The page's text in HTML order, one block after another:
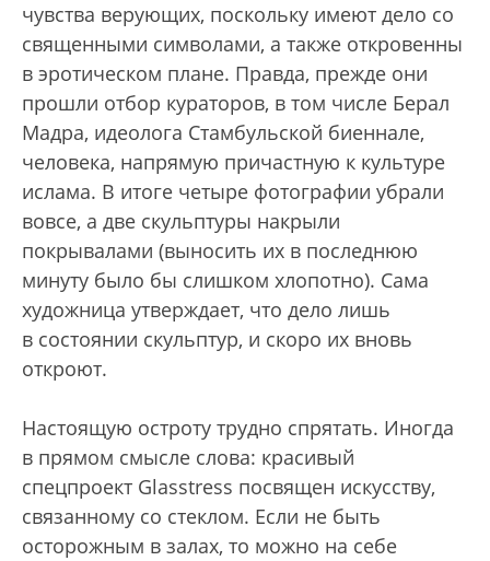
чувства верующих, поскольку имеют дело со
священными символами, а также откровенны
в эротическом плане. Правда, прежде они
прошли отбор кураторов, в том числе Берал
Мадра, идеолога Стамбульской биеннале,
человека, напрямую причастную к культуре
ислама. В итоге четыре фотографии убрали
вовсе, а две скульптуры накрыли
покрывалами (выносить их в последнюю
минуту было бы слишком хлопотно). Сама
художница утверждает, что дело лишь
в состоянии скульптур, и скоро их вновь
откроют.
Настоящую остроту трудно спрятать. Иногда
в прямом смысле слова: красивый
спецпроект Glasstress посвящен искусству,
связанному со стеклом. Если не быть
осторожным в залах, то можно на себе